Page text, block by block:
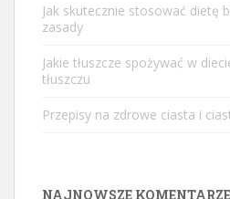
Jak skutecznie stosować dietę
zasady
Jakie tłuszcze spożywać w
tłuszczu
Przepisy na zdrowe ciasta i
NAJNOWSZE KOMENTARZE